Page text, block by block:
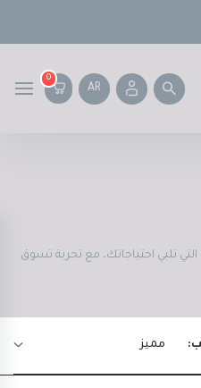
AR
0
تلبي احتياجاتك، مع تجربة تسوق
مميز